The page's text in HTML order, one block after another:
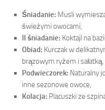
Śniadanie: Musli
świeżymi owocami,
II śniadanie: Koktajl na
Obiad: Kurczak w
brązowym ryżem i sałatką,
Podwieczorek: Naturalny
inne sezonowe owoce,
Kolacja: Placuszki ze